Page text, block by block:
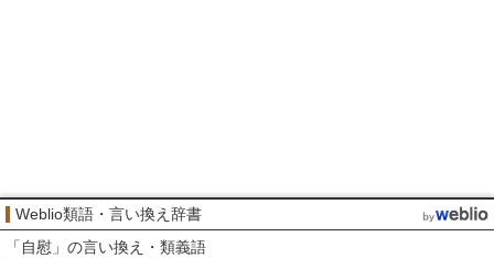
Weblio類語・言い換え辞書
「 自慰 」の言い換え・類義語